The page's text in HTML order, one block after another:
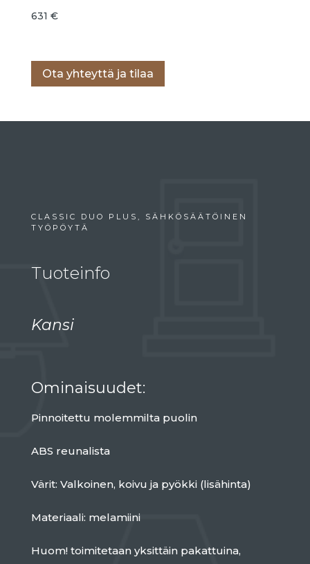
631 €
Ota yhteyttä ja tilaa
CLASSIC DUO PLUS, SÄHKÖSÄÄTÖINEN
TYÖPÖYTÄ
Tuoteinfo
Kansi
Ominaisuudet:
Pinnoitettu molemmilta puolin
ABS reunalista
Värit: Valkoinen, koivu ja pyökki (lisähinta)
Materiaali: melamiini
Huom! toimitetaan yksittäin pakattuina,